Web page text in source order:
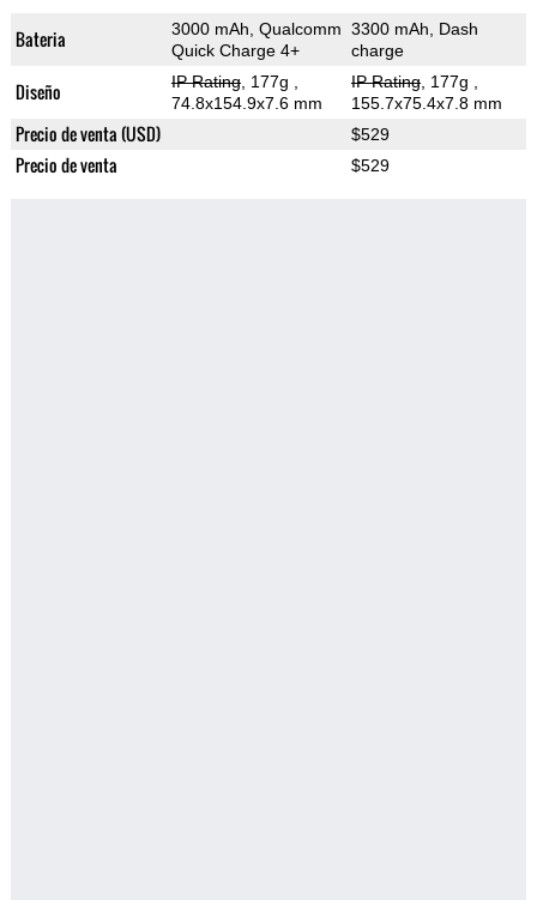
Bateria
3000 mAh, Qualcomm
Quick Charge 4+
3300 mAh, Dash
charge
Diseño IP Rating, 177g
74.8x154.9x7.6 mm
IP Rating, 177g
155.7x75.4x7.8 mm
Precio de venta (USD) $529
Precio de venta $529